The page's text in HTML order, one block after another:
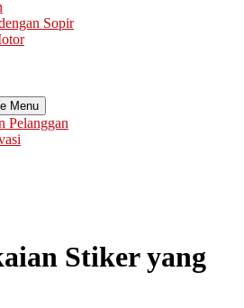
Sopir
Menu
Pelanggan
Stiker yang